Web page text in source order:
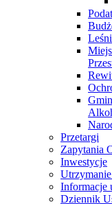
Przetargi
Zapytania
Inwestycje
Informacje
Dziennik